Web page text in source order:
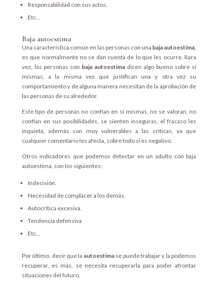
Responsabilidad con sus actos.
Etc…
Baja autoestima
Una característica común en las personas con una baja autoestima
es que normalmente no se dan cuenta de lo que les ocurre. Rara
vez, las personas con baja autoestima dicen algo bueno sobre sí
mismas, a la misma vez que justifican una y otra vez su
comportamiento y de alguna manera necesitan de la aprobación de
las personas de su alrededor.
Este tipo de personas no confían en sí mismas, no se valoran, no
confían en sus posibilidades, se sienten inseguras, el fracaso les
inquieta, además son muy vulnerables a las críticas, ya que
cualquier comentario les afecta, sobre todo si es negativo.
Otros indicadores que podemos detectar en un adulto con baja
autoestima, son los siguientes:
Indecisión.
Necesidad de complacer a los demás.
Autocrítica excesiva.
Tendencia defensiva
Etc…
Por último, decir que la autoestimase puede trabajar y la podemos
recuperar, es más, se necesita recuperarla para poder afrontar
situaciones del futuro.